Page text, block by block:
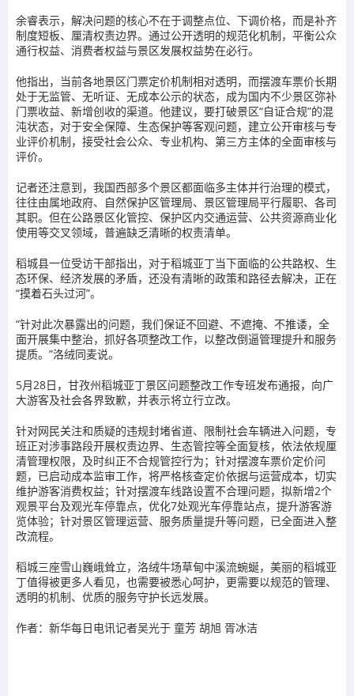
余睿表示，解决问题的核心不在于调整点位、下调价格，而是补齐
制度短板、厘清权责边界。通过公开透明的规范化机制，平衡公众
通行权益、消费者权益与景区发展权益势在必行。
他指出，当前各地景区门票定价机制相对透明，而摆渡车票价长期
处于无监管、无听证、无成本公示的状态，成为国内不少景区弥补
门票收益、新增创收的渠道。他建议，要打破景区“自证合规”的混
沌状态，对于安全保障、生态保护等客观问题，建立公开审核与专
业评价机制，接受社会公众、专业机构、第三方主体的全面审核与
评价。
记者还注意到，我国西部多个景区都面临多主体并行治理的模式，
往往由属地政府、自然保护区管理局、景区管理局平行履职、各司
其职。但在公路景区化管控、保护区内交通运营、公共资源商业化
使用等交叉领域，普遍缺乏清晰的权责清单。
稻城县一位受访干部指出，对于稻城亚丁当下面临的公共路权、生
态环保、经济发展的矛盾，还没有清晰的政策和路径去解决，正在
“摸着石头过河”。
“针对此次暴露出的问题，我们保证不回避、不遮掩、不推诿，全
面开展集中整治，抓好各项整改工作，以整改倒逼管理提升和服务
提质。”洛绒同麦说。
5月28日，甘孜州稻城亚丁景区问题整改工作专班发布通报，向广
大游客及社会各界致歉，并表示将立行立改。
针对网民关注和质疑的违规封堵省道、限制社会车辆进入问题，专
班正对涉事路段开展权责边界、生态管控等全面复核，依法依规厘
清管理权限，及时纠正不合规管控行为；针对摆渡车票价定价问
题，已启动成本监审工作，将严格核查定价依据与运营成本，切实
维护游客消费权益；针对摆渡车线路设置不合理问题，拟新增2个
观景平台及观光车停靠点，优化7处观光车停靠站点，提升游客游
览体验；针对景区管理运营、服务质量提升等问题，已全面进入整
改流程。
稻城三座雪山巍峨耸立，洛绒牛场草甸中溪流蜿蜒，美丽的稻城亚
丁值得被更多人看见，也需要被悉心呵护，更需要以规范的管理、
透明的机制、优质的服务守护长远发展。
作者：新华每日电讯记者吴光于 童芳 胡旭 胥冰洁